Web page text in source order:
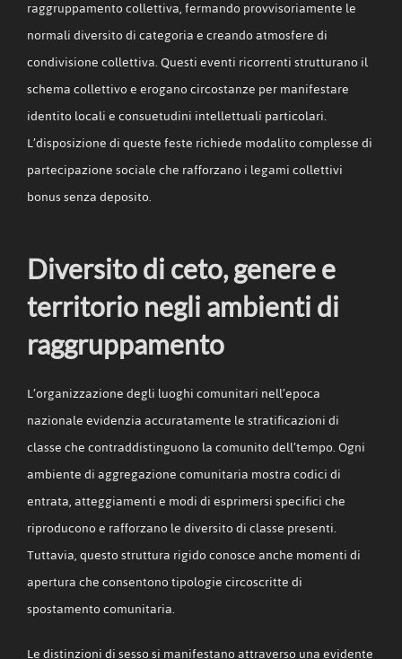
raggruppamento collettiva, fermando provvisoriamente le
normali diversito di categoria e creando atmosfere di
condivisione collettiva. Questi eventi ricorrenti strutturano il
schema collettivo e erogano circostanze per manifestare
identito locali e consuetudini intellettuali particolari.
L’disposizione di queste feste richiede modalito complesse di
partecipazione sociale che rafforzano i legami collettivi
bonus senza deposito.
Diversito di ceto, genere e
territorio negli ambienti di
raggruppamento
L’organizzazione degli luoghi comunitari nell’epoca
nazionale evidenzia accuratamente le stratificazioni di
classe che contraddistinguono la comunito dell’tempo. Ogni
ambiente di aggregazione comunitaria mostra codici di
entrata, atteggiamenti e modi di esprimersi specifici che
riproducono e rafforzano le diversito di classe presenti.
Tuttavia, questo struttura rigido conosce anche momenti di
apertura che consentono tipologie circoscritte di
spostamento comunitaria.